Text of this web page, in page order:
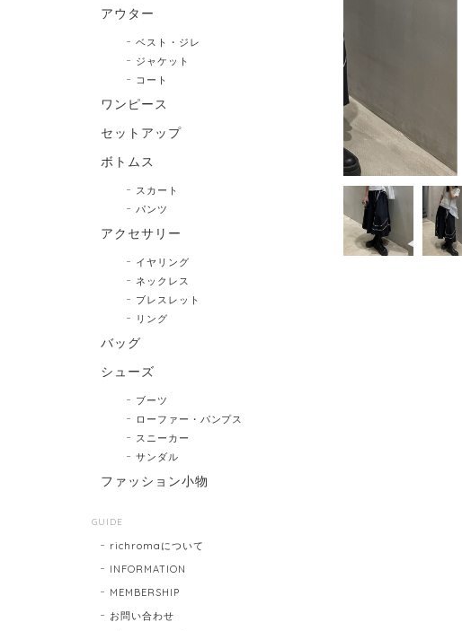
アウター
ベスト・ジレ
ジャケット
コート
ワンピース
セットアップ
ボトムス
スカート
パンツ
アクセサリー
イヤリング
ネックレス
ブレスレット
リング
バッグ
シューズ
ブーツ
ローファー・パンプス
スニーカー
サンダル
ファッション小物
GUIDE
richromaについて
INFORMATION
MEMBERSHIP
お問い合わせ